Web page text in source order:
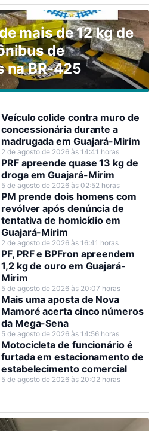
mais de 12 kg de
de
na BR-425
Veículo colide contra muro de
concessionária durante a
madrugada em Guajará-Mirim
2 de agosto de 2026 às 14:41 horas
PRF apreende quase 13 kg de
droga em Guajará-Mirim
5 de agosto de 2026 às 02:52 horas
PM prende dois homens com
revólver após denúncia de
tentativa de homicídio em
Guajará-Mirim
2 de agosto de 2026 às 16:41 horas
PF, PRF e BPFron apreendem
1,2 kg de ouro em Guajará-
Mirim
5 de agosto de 2026 às 20:07 horas
Mais uma aposta de Nova
Mamoré acerta cinco números
da Mega-Sena
5 de agosto de 2026 às 14:56 horas
Motocicleta de funcionário é
furtada em estacionamento de
estabelecimento comercial
5 de agosto de 2026 às 20:02 horas